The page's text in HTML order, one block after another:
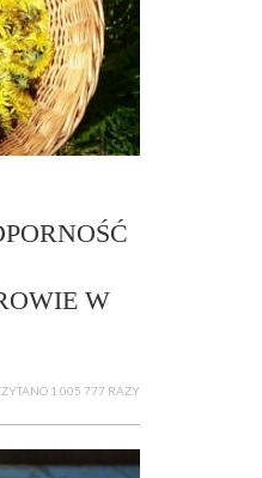
W
1 005 777 RAZY